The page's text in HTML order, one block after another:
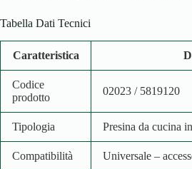
Tabella Dati Tecnici
Caratteristica
Codice
prodotto
02023 / 5819120
Tipologia Presina da cucina
Compatibilità Universale –